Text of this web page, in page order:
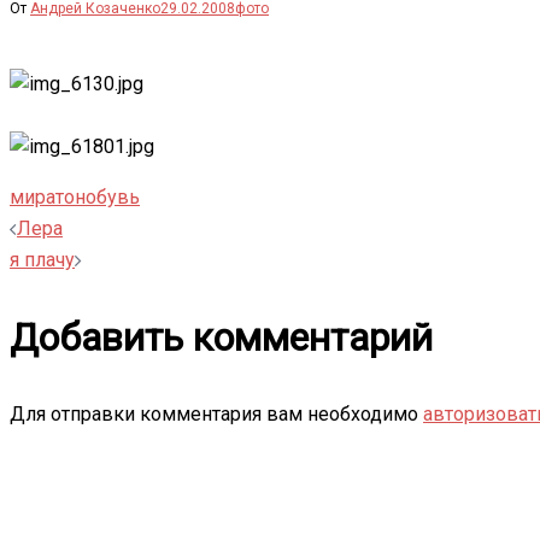
От Андрей Козаченко29.02.2008фото
миратонобувь
Навигация
Лера
я плачу
Добавить комментарий
Для отправки комментария вам необходимо